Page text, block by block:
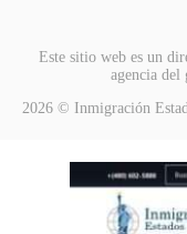
Este sitio web es un
agencia del
2026 © Inmigración